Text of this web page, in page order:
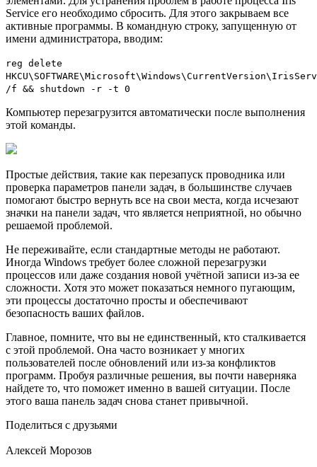
Service его необходимо сбросить. Для этого закрываем все
активные программы. В командную строку, запущенную от
имени администратора, вводим:
reg delete
/f && shutdown -r -t 0
Компьютер перезагрузится автоматически после выполнения
этой команды.
Простые действия, такие как перезапуск проводника или
проверка параметров панели задач, в большинстве случаев
помогают быстро вернуть все на свои места, когда исчезают
значки на панели задач, что является неприятной, но обычно
решаемой проблемой.
Не переживайте, если стандартные методы не работают.
Иногда Windows требует более сложной перезагрузки
процессов или даже создания новой учётной записи из-за ее
сложности. Хотя это может показаться немного пугающим,
эти процессы достаточно просты и обеспечивают
безопасность ваших файлов.
Главное, помните, что вы не единственный, кто сталкивается
с этой проблемой. Она часто возникает у многих
пользователей после обновлений или из-за конфликтов
программ. Пробуя различные решения, вы почти наверняка
найдете то, что поможет именно в вашей ситуации. После
этого ваша панель задач снова станет привычной.
Поделиться с друзьями
Алексей Морозов